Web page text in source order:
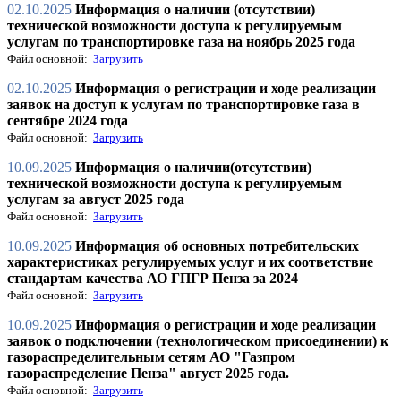
02.10.2025 Информация о наличии (отсутствии)
технической возможности доступа к регулируемым
услугам по транспортировке газа на ноябрь 2025 года
Файл основной: Загрузить
02.10.2025 Информация о регистрации и ходе реализации
заявок на доступ к услугам по транспортировке газа в
сентябре 2024 года
Файл основной: Загрузить
10.09.2025 Информация о наличии(отсутствии)
технической возможности доступа к регулируемым
услугам за август 2025 года
Файл основной: Загрузить
10.09.2025 Информация об основных потребительских
характеристиках регулируемых услуг и их соответствие
стандартам качества АО ГПГР Пенза за 2024
Файл основной: Загрузить
10.09.2025 Информация о регистрации и ходе реализации
заявок о подключении (технологическом присоединении) к
газораспределительным сетям АО "Газпром
газораспределение Пенза" август 2025 года.
Файл основной: Загрузить